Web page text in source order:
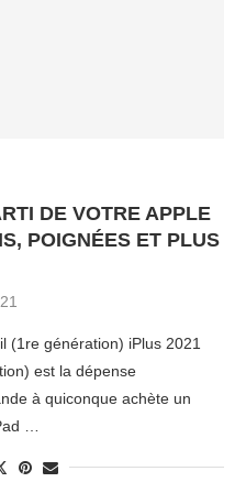
DE VOTRE APPLE
POIGNÉES ET PLUS
(1re génération) iPlus 2021
est la dépense
à quiconque achète un
…